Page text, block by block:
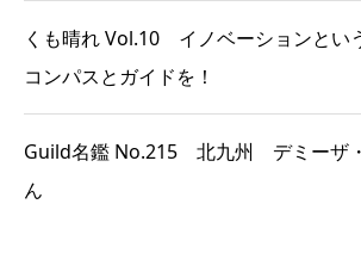
くも晴れ Vol.10 イノベーションとい
コンパスとガイドを！
Guild名鑑 No.215 北九州 デミーザ
ん